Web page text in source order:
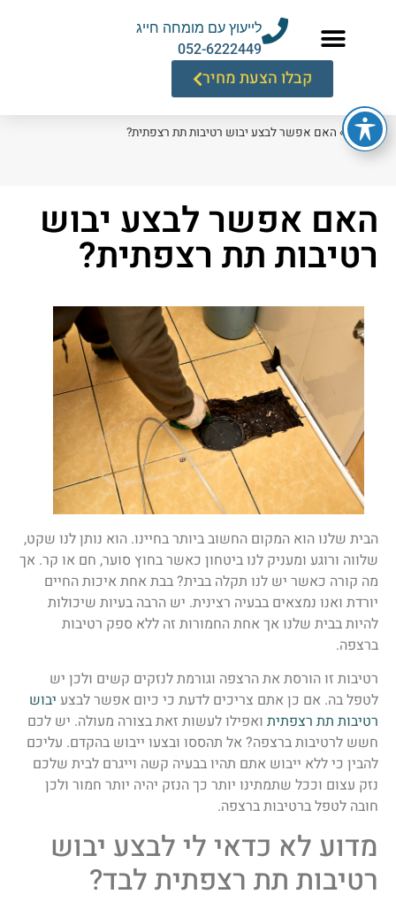
לייעוץ עם מומחה חייג
052-6222449
קבלו הצעת מחיר
דף הבית» האם אפשר לבצע יבוש רטיבות תת רצפתית?
האם אפשר לבצע יבוש
רטיבות תת רצפתית?
הבית שלנו הוא המקום החשוב ביותר בחיינו. הוא נותן לנו שקט,
שלווה ורוגע ומעניק לנו ביטחון כאשר בחוץ סוער, חם או קר. אך
מה קורה כאשר יש לנו תקלה בבית? בבת אחת איכות החיים
יורדת ואנו נמצאים בבעיה רצינית. יש הרבה בעיות שיכולות
להיות בבית שלנו אך אחת החמורות זה ללא ספק רטיבות
ברצפה.
רטיבות זו הורסת את הרצפה וגורמת לנזקים קשים ולכן יש
לטפל בה. אם כן אתם צריכים לדעת כי כיום אפשר לבצע יבוש
רטיבות תת רצפתית ואפילו לעשות זאת בצורה מעולה. יש לכם
חשש לרטיבות ברצפה? אל תהססו ובצעו ייבוש בהקדם. עליכם
להבין כי ללא ייבוש אתם תהיו בבעיה קשה וייגרם לבית שלכם
נזק עצום וככל שתמתינו יותר כך הנזק יהיה יותר חמור ולכן
חובה לטפל ברטיבות ברצפה.
מדוע לא כדאי לי לבצע יבוש
רטיבות תת רצפתית לבד?